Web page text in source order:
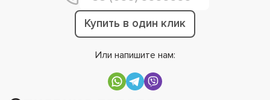
Купить в один клик
Или напишите нам: